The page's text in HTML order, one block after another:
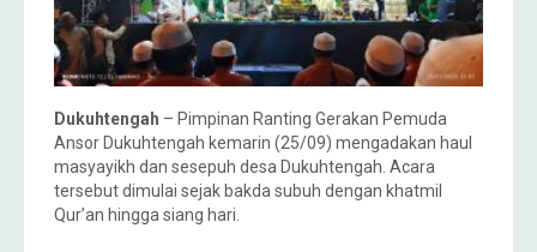
Dukuhtengah – Pimpinan Ranting Gerakan Pemuda
Ansor Dukuhtengah kemarin (25/09) mengadakan haul
masyayikh dan sesepuh desa Dukuhtengah. Acara
tersebut dimulai sejak bakda subuh dengan khatmil
Qur’an hingga siang hari.